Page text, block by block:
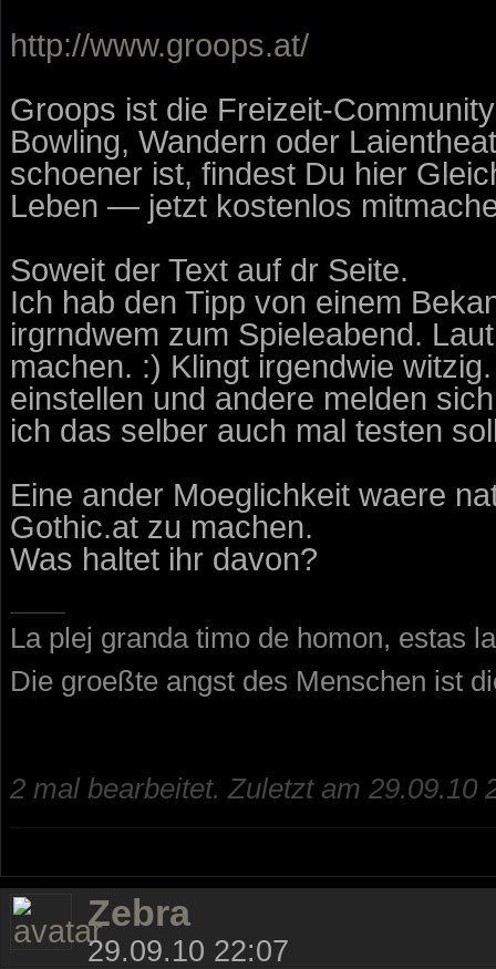
http://www.groops.at/
Groops ist die Freizeit-
Bowling, Wandern oder
schoener ist, findest Du hier
Leben — jetzt kostenlos
Soweit der Text auf dr Seite.
Ich hab den Tipp von einem
irgrndwem zum Spieleabend.
machen. :) Klingt irgendwie
einstellen und andere melden
ich das selber auch mal testen
Eine ander Moeglichkeit waere
Gothic.at zu machen.
Was haltet ihr davon?
La plej granda timo de homon, estas
Die groeßte angst des Menschen ist
2 mal bearbeitet. Zuletzt am 29.09.10
Zebra
29.09.10 22:07